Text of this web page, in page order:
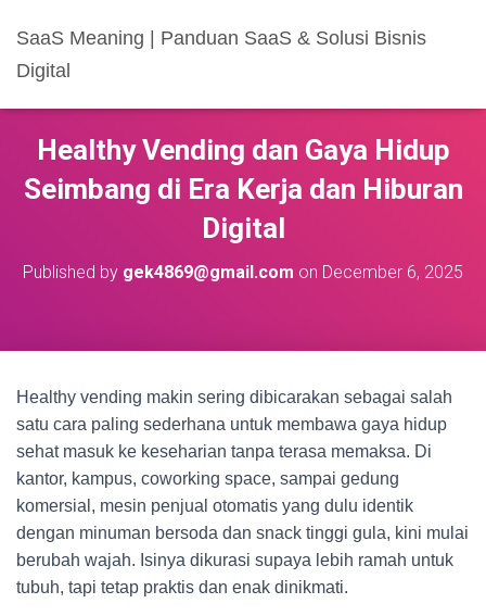
SaaS Meaning | Panduan SaaS & Solusi Bisnis
Digital
Healthy Vending dan Gaya Hidup
Seimbang di Era Kerja dan Hiburan
Digital
Published by gek4869@gmail.com on December 6, 2025
Healthy vending makin sering dibicarakan sebagai salah
satu cara paling sederhana untuk membawa gaya hidup
sehat masuk ke keseharian tanpa terasa memaksa. Di
kantor, kampus, coworking space, sampai gedung
komersial, mesin penjual otomatis yang dulu identik
dengan minuman bersoda dan snack tinggi gula, kini mulai
berubah wajah. Isinya dikurasi supaya lebih ramah untuk
tubuh, tapi tetap praktis dan enak dinikmati.